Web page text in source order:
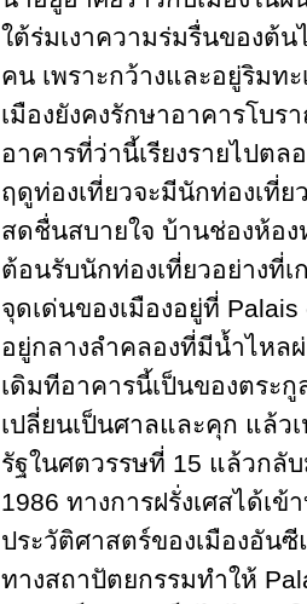
ใต้ร่มเงาความร่มรื่นของต้
คน เพราะกว้างและอยู่ริมท
เมืองยังคงรักษาอาคารโบ
อาคารที่ว่านี้เรียงรายไปต
ฤดูท่องเที่ยวจะมีนักท่องเที่
สดชื่นสบายใจ บ้านช่องห้อง
ต้อนรับนักท่องเที่ยวอย่างที่
จุดเด่นของเมืองอยู่ที่
อยู่กลางลำคลองที่มีน้ำไหล
เดิมทีอาคารนี้เป็นของตระ
เปลี่ยนเป็นศาลและคุก แล้ว
รัฐในศตวรรษที่ 15 แล้วกลั
1986 ทางการฝรั่งเศสได้เ
ประวัติศาสตร์ของเมืองอัน
ทางสถาปัตยกรรมทำให้